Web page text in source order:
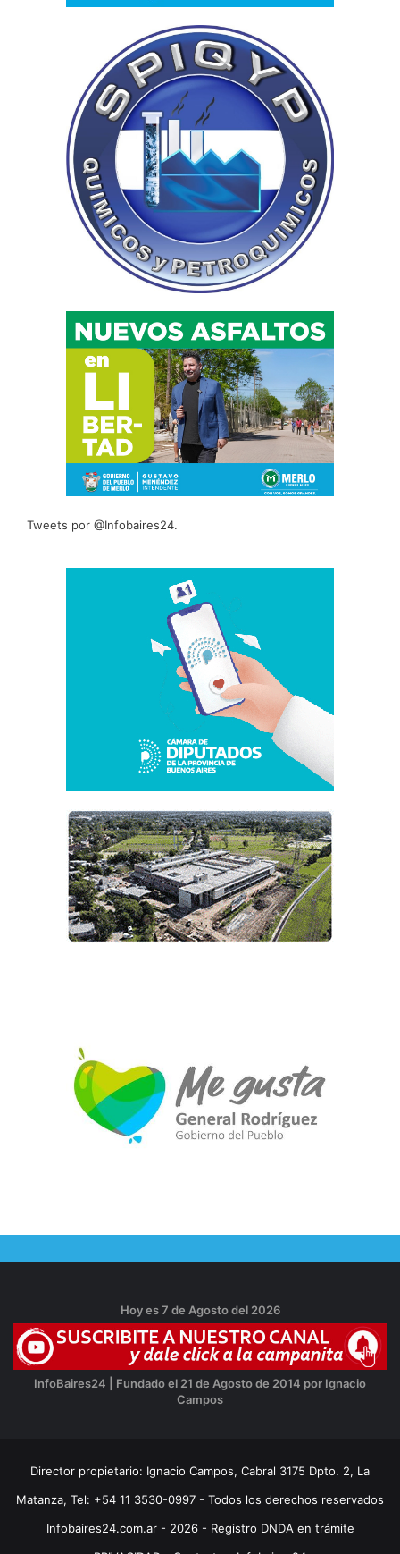
Tweets por @Infobaires24.
Hoy es 7 de Agosto del 2026
InfoBaires24 | Fundado el 21 de Agosto de 2014 por Ignacio
Campos
Director propietario: Ignacio Campos, Cabral 3175 Dpto. 2, La
Matanza, Tel: +54 11 3530-0997 - Todos los derechos reservados
Infobaires24.com.ar - 2026 - Registro DNDA en trámite